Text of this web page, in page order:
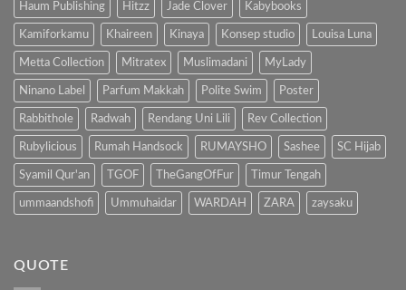
Haum Publishing Hitzz Jade Clover Kabybooks
Kamiforkamu Khaireen Kinaya Konsep studio Louisa Luna
Metta Collection Mitratex Muslimadani MyLady
Ninano Label Parfum Makkah Polite Swim Poster
Rabbithole Radwah Rendang Uni Lili Rev Collection
Rubylicious Rumah Handsock RUMAYSHO Sashee SC Hijab
Syamil Qur'an TGOF TheGangOfFur Timur Tengah
ummaandshofi Ummuhaidar WARDAH ZARA zaysaku
QUOTE